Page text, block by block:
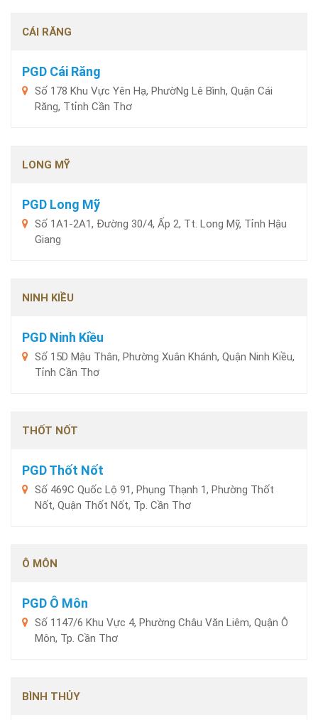
CÁI RĂNG
PGD Cái Răng
Số 178 Khu Vực Yên Hạ, PhườNg Lê Bình, Quận Cái
Răng, Ttỉnh Cần Thơ
LONG MỸ
PGD Long Mỹ
Số 1A1-2A1, Đường 30/4, Ấp 2, Tt. Long Mỹ, Tỉnh Hậu
Giang
NINH KIỀU
PGD Ninh Kiều
Số 15D Mậu Thân, Phường Xuân Khánh, Quận Ninh Kiều,
Tỉnh Cần Thơ
THỐT NỐT
PGD Thốt Nốt
Số 469C Quốc Lộ 91, Phụng Thạnh 1, Phường Thốt
Nốt, Quận Thốt Nốt, Tp. Cần Thơ
Ô MÔN
PGD Ô Môn
Số 1147/6 Khu Vực 4, Phường Châu Văn Liêm, Quận Ô
Môn, Tp. Cần Thơ
BÌNH THỦY